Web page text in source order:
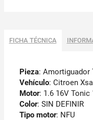
FICHA TÉCNICA
Pieza: Amortiguador
Vehículo: Citroen
Motor: 1.6 16V Tonic
Color: SIN DEFINIR
Tipo motor: NFU